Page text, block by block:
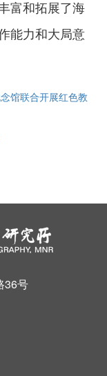
富和拓展了海
能力和大局意
馆联合开展红色教
36号